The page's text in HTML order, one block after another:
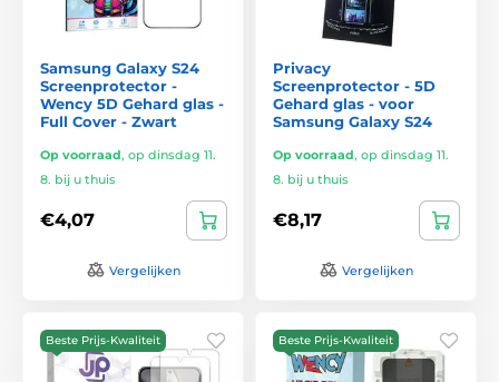
Samsung Galaxy S24
Screenprotector -
Wency 5D Gehard glas -
Full Cover - Zwart
Op voorraad, op dinsdag 11.
8. bij u thuis
€4,07
Vergelijken
Privacy
Screenprotector - 5D
Gehard glas - voor
Samsung Galaxy S24
Op voorraad, op dinsdag 11.
8. bij u thuis
€8,17
Vergelijken
Beste Prijs-Kwaliteit Beste Prijs-Kwaliteit